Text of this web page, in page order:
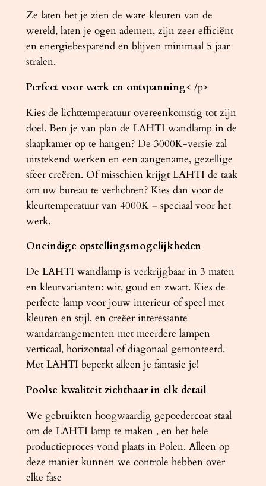
Ze laten het je zien de ware kleuren van de
wereld, laten je ogen ademen, zijn zeer efficiënt
en energiebesparend en blijven minimaal 5 jaar
stralen.
Perfect voor werk en ontspanning< /p>
Kies de lichttemperatuur overeenkomstig tot zijn
doel. Ben je van plan de LAHTI wandlamp in de
slaapkamer op te hangen? De 3000K-versie zal
uitstekend werken en een aangename, gezellige
sfeer creëren. Of misschien krijgt LAHTI de taak
om uw bureau te verlichten? Kies dan voor de
kleurtemperatuur van 4000K – speciaal voor het
werk.
Oneindige opstellingsmogelijkheden
De LAHTI wandlamp is verkrijgbaar in 3 maten
en kleurvarianten: wit, goud en zwart. Kies de
perfecte lamp voor jouw interieur of speel met
kleuren en stijl, en creëer interessante
wandarrangementen met meerdere lampen
verticaal, horizontaal of diagonaal gemonteerd.
Met LAHTI beperkt alleen je fantasie je!
Poolse kwaliteit zichtbaar in elk detail
We gebruikten hoogwaardig gepoedercoat staal
om de LAHTI lamp te maken , en het hele
productieproces vond plaats in Polen. Alleen op
deze manier kunnen we controle hebben over
elke fase